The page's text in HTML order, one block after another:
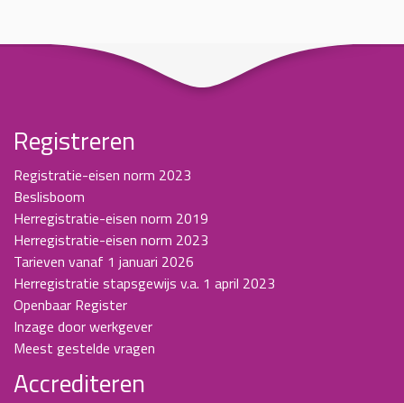
Registreren
Registratie-eisen norm 2023
Beslisboom
Herregistratie-eisen norm 2019
Herregistratie-eisen norm 2023
Tarieven vanaf 1 januari 2026
Herregistratie stapsgewijs v.a. 1 april 2023
Openbaar Register
Inzage door werkgever
Meest gestelde vragen
Accrediteren